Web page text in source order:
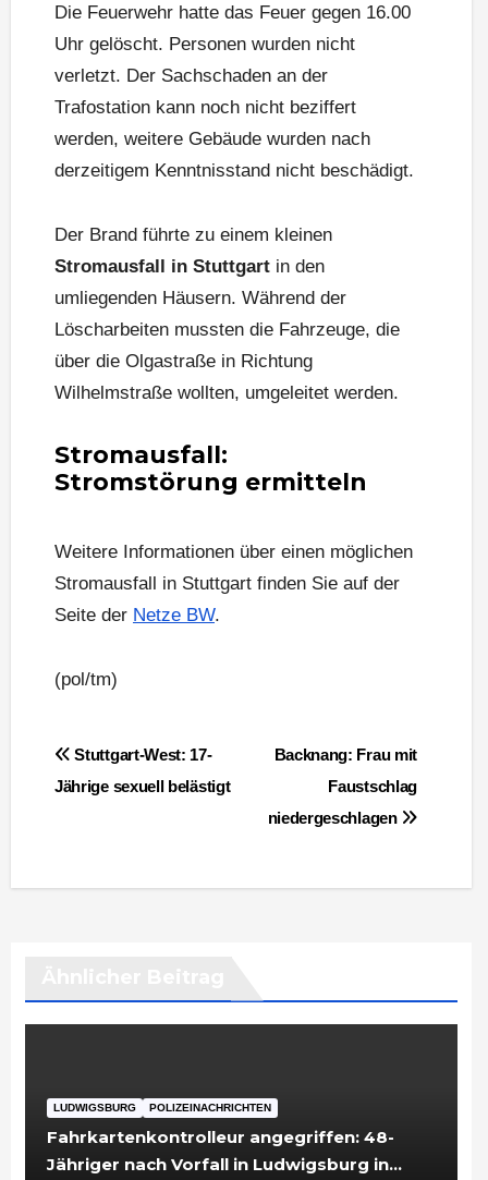
Die Feuerwehr hatte das Feuer gegen 16.00
Uhr gelöscht. Personen wurden nicht
verletzt. Der Sachschaden an der
Trafostation kann noch nicht beziffert
werden, weitere Gebäude wurden nach
derzeitigem Kenntnisstand nicht beschädigt.
Der Brand führte zu einem kleinen
Stromausfall in Stuttgart in den
umliegenden Häusern. Während der
Löscharbeiten mussten die Fahrzeuge, die
über die Olgastraße in Richtung
Wilhelmstraße wollten, umgeleitet werden.
Stromausfall:
Stromstörung ermitteln
Weitere Informationen über einen möglichen
Stromausfall in Stuttgart finden Sie auf der
Seite der Netze BW.
(pol/tm)
BeitragsnavigationBacknang: Frau mit
Faustschlag
niedergeschlagen
Stuttgart-West: 17-
Jährige sexuell belästigt
LUDWIGSBURG POLIZEINACHRICHTEN
Fahrkartenkontrolleur angegriffen: 48-
Jähriger nach Vorfall in Ludwigsburg in